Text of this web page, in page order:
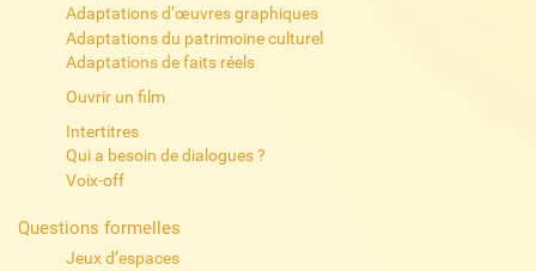
Adaptations d’œuvres graphiques
Adaptations du patrimoine culturel
Adaptations de faits réels
Ouvrir un film
Intertitres
Qui a besoin de dialogues ?
Voix-off
Questions formelles
Jeux d’espaces